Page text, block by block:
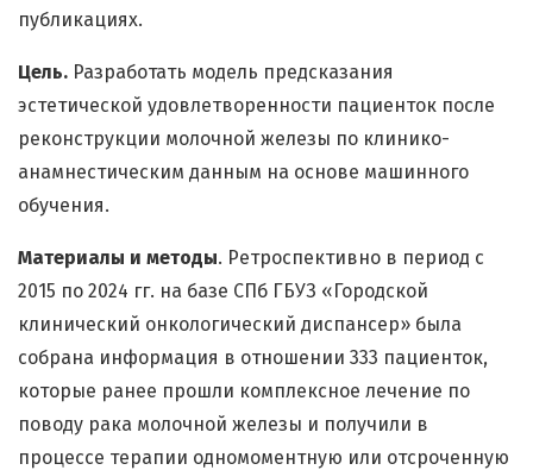
публикациях.
Цель. Разработать модель предсказания
эстетической удовлетворенности пациенток после
реконструкции молочной железы по клинико-
анамнестическим данным на основе машинного
обучения.
Материалы и методы. Ретроспективно в период с
2015 по 2024 гг. на базе СПб ГБУЗ «Городской
клинический онкологический диспансер» была
собрана информация в отношении 333 пациенток,
которые ранее прошли комплексное лечение по
поводу рака молочной железы и получили в
процессе терапии одномоментную или отсроченную